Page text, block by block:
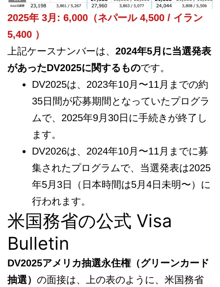
2025年 3月: 6,000（ネパール 4,500 / イラン
5,400 ）
上記ケースナンバーは、 2024年5月に当選発表
があったDV2025に関するものです。
DV2025は、2023年10月〜11月までの約
35日間が応募期間となっていたプログラ
ムで、2025年9月30日に手続きが終了し
ます。
DV2026は、2024年10月〜11月までに募
集されたプログラムで、当選発表は2025
年5月3日（日本時間は5月4日未明〜）に
行われます。
米国務省の公式 Visa
Bulletin
DV2025アメリカ抽選永住権（グリーンカード
抽選） の面接は、上の表のように、米国務省